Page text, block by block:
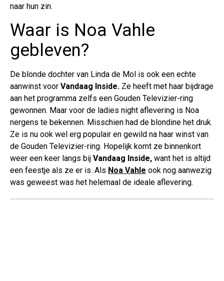
naar hun zin.
Waar is Noa Vahle
gebleven?
De blonde dochter van Linda de Mol is ook een echte
aanwinst voor Vandaag Inside. Ze heeft met haar bijdrage
aan het programma zelfs een Gouden Televizier-ring
gewonnen. Maar voor de ladies night aflevering is Noa
nergens te bekennen. Misschien had de blondine het druk.
Ze is nu ook wel erg populair en gewild na haar winst van
de Gouden Televizier-ring. Hopelijk komt ze binnenkort
weer een keer langs bij Vandaag Inside, want het is altijd
een feestje als ze er is. Als Noa Vahle ook nog aanwezig
was geweest was het helemaal de ideale aflevering.